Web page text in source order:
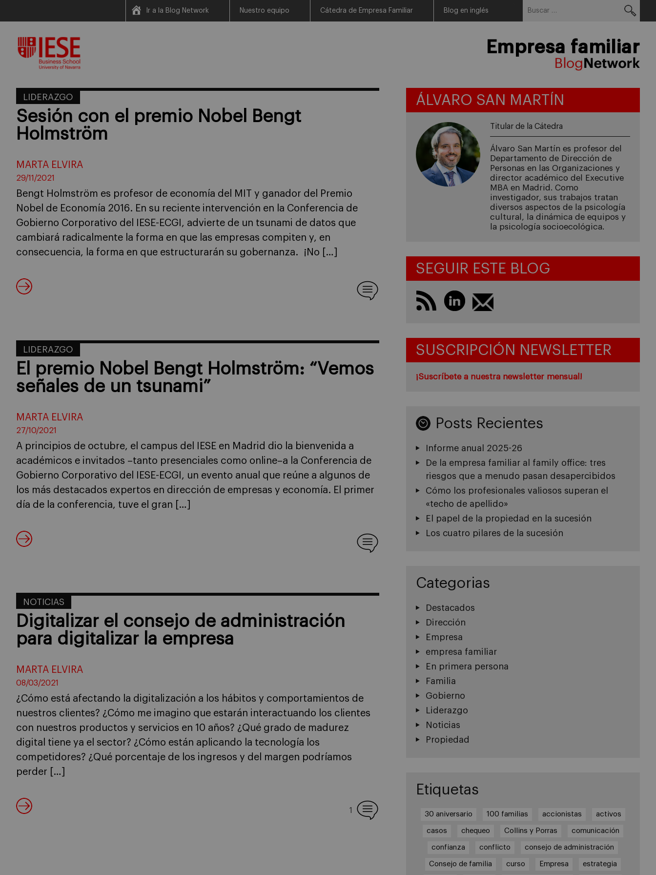
content
Ir a la Blog Network Nuestro equipo Cátedra de Empresa Familiar Blog en inglés
Empresa familiar
LIDERAZGO
Sesión con el premio Nobel Bengt
Holmström
MARTA ELVIRA
29/11/2021
Bengt Holmström es profesor de economía del MIT y ganador del Premio
Nobel de Economía 2016. En su reciente intervención en la Conferencia de
Gobierno Corporativo del IESE-ECGI, advierte de un tsunami de datos que
cambiará radicalmente la forma en que las empresas compiten y, en
consecuencia, la forma en que estructurarán su gobernanza. ¡No […]
LIDERAZGO
El premio Nobel Bengt Holmström: “Vemos
señales de un tsunami”
MARTA ELVIRA
27/10/2021
A principios de octubre, el campus del IESE en Madrid dio la bienvenida a
académicos e invitados –tanto presenciales como online–a la Conferencia de
Gobierno Corporativo del IESE-ECGI, un evento anual que reúne a algunos de
los más destacados expertos en dirección de empresas y economía. El primer
día de la conferencia, tuve el gran […]
NOTICIAS
Digitalizar el consejo de administración
para digitalizar la empresa
MARTA ELVIRA
08/03/2021
¿Cómo está afectando la digitalización a los hábitos y comportamientos de
nuestros clientes? ¿Cómo me imagino que estarán interactuando los clientes
con nuestros productos y servicios en 10 años? ¿Qué grado de madurez
digital tiene ya el sector? ¿Cómo están aplicando la tecnología los
competidores? ¿Qué porcentaje de los ingresos y del margen podríamos
perder […]
1
ÁLVARO SAN MARTÍN
Titular de la Cátedra
Álvaro San Martín es profesor del
Departamento de Dirección de
Personas en las Organizaciones y
director académico del Executive
MBA en Madrid. Como
investigador, sus trabajos tratan
diversos aspectos de la psicología
cultural, la dinámica de equipos y
la psicología socioecológica.
SEGUIR ESTE BLOG
SUSCRIPCIÓN NEWSLETTER
¡Suscríbete a nuestra newsletter mensual!
Posts Recientes
Informe anual 2025-26
De la empresa familiar al family office: tres
riesgos que a menudo pasan desapercibidos
Cómo los profesionales valiosos superan el
«techo de apellido»
El papel de la propiedad en la sucesión
Los cuatro pilares de la sucesión
Categorias
Destacados
Dirección
Empresa
empresa familiar
En primera persona
Familia
Gobierno
Liderazgo
Noticias
Propiedad
Etiquetas
30 aniversario 100 familias accionistas activos
casos chequeo Collins y Porras comunicación
confianza conflicto consejo de administración
Consejo de familia curso Empresa estrategia